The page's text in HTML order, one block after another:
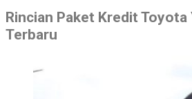
Rincian Paket Kredit Toyota
Terbaru